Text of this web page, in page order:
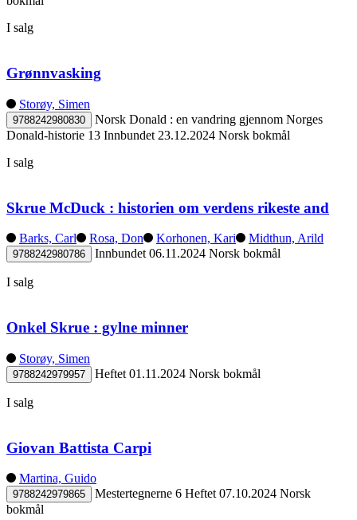
I salg
Grønnvasking
Storøy, Simen
9788242980830
Norsk Donald : en vandring gjennom Norges
Donald-historie 13 Innbundet 23.12.2024 Norsk bokmål
I salg
Skrue McDuck : historien om verdens rikeste and
Barks, Carl Rosa, Don Korhonen, Kari Midthun, Arild
9788242980786 Innbundet 06.11.2024 Norsk bokmål
I salg
Onkel Skrue : gylne minner
Storøy, Simen
9788242979957 Heftet 01.11.2024 Norsk bokmål
I salg
Giovan Battista Carpi
Martina, Guido
9788242979865 Mestertegnerne 6 Heftet 07.10.2024 Norsk
bokmål